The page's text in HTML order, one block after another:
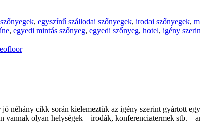
, egyszínű szállodai szőnyegek, irodai szőnyegek,
, egyedi mintás szőnyeg, egyedi szőnyeg, hotel, igény
néhány cikk során kielemeztük az igény szerint gyártott
olyan helységek – irodák, konferenciatermek stb. –